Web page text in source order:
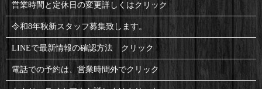
営業時間と定休日の変更詳しくはクリック
令和8年秋新スタッフ募集致します。
LINEで最新情報の確認方法 クリック
電話での予約は、営業時間外でクリック